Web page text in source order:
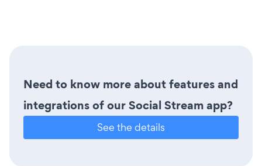
Need to know more about features and
integrations of our Social Stream app?
See the details